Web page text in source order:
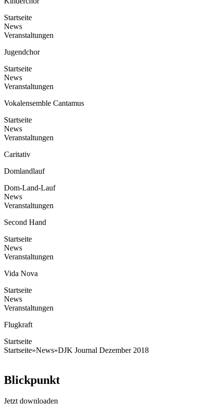
Startseite
News
Veranstaltungen
Jugendchor
Startseite
News
Veranstaltungen
Vokalensemble Cantamus
Startseite
News
Veranstaltungen
Caritativ
Domlandlauf
Dom-Land-Lauf
News
Veranstaltungen
Second Hand
Startseite
News
Veranstaltungen
Vida Nova
Startseite
News
Veranstaltungen
Flugkraft
Startseite
Startseite»News»DJK Journal Dezember 2018
Blickpunkt
Jetzt downloaden